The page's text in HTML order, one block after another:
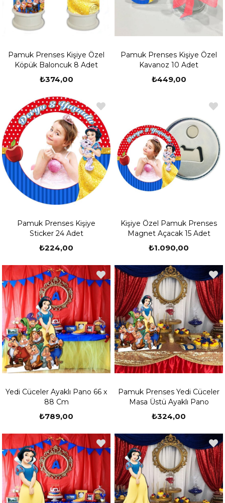
Pamuk Prenses Kişiye Özel
Köpük Baloncuk 8 Adet
₺374,00
Pamuk Prenses Kişiye Özel
Kavanoz 10 Adet
₺449,00
Pamuk Prenses Kişiye
Sticker 24 Adet
₺224,00
Kişiye Özel Pamuk Prenses
Magnet Açacak 15 Adet
₺1.090,00
Yedi Cüceler Ayaklı Pano 66 x
88 Cm
₺789,00
Pamuk Prenses Yedi Cüceler
Masa Üstü Ayaklı Pano
₺324,00